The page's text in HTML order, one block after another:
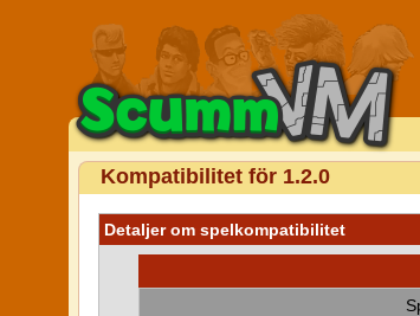
Kompatibilitet för 1.2.0
Detaljer om spelkompatibilitet